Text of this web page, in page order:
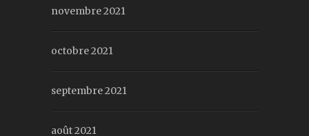
novembre 2021
octobre 2021
septembre 2021
août 2021